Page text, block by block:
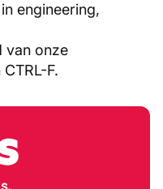
engineering,
van onze
F.